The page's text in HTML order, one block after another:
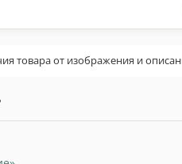
товара от изображения и